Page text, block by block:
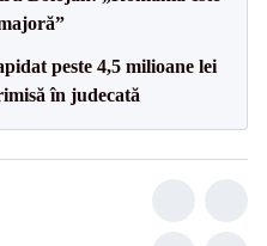
peste 4,5 milioane lei
în judecată